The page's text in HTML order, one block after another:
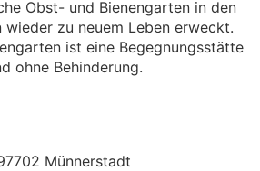
Obst- und Bienengarten in den
wieder zu neuem Leben erweckt.
ist eine Begegnungsstätte
ohne Behinderung.
Münnerstadt